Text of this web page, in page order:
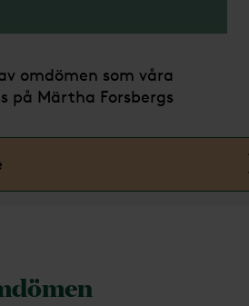
omdömen som våra
på Märtha Forsbergs